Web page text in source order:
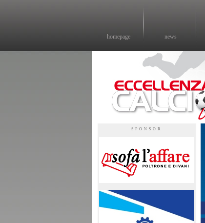
homepage news
SPONSOR